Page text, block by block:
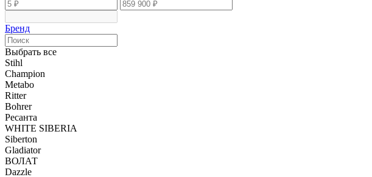
Бренд
Выбрать все
Stihl
Champion
Metabo
Ritter
Bohrer
Ресанта
WHITE SIBERIA
Siberton
Gladiator
ВОЛАТ
Dazzle